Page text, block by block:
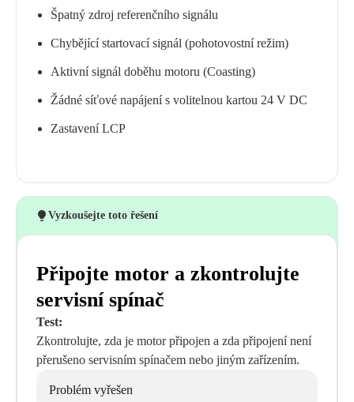
Špatný zdroj referenčního signálu
Chybějící startovací signál (pohotovostní režim)
Aktivní signál doběhu motoru (Coasting)
Žádné síťové napájení s volitelnou kartou 24 V DC
Zastavení LCP
Vyzkoušejte toto řešení
Připojte motor a zkontrolujte
servisní spínač
Test:
Zkontrolujte, zda je motor připojen a zda připojení není
přerušeno servisním spínačem nebo jiným zařízením.
Problém vyřešen